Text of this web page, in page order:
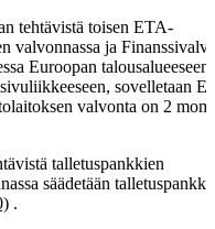
tehtävistä toisen ETA-
valvonnassa ja
Euroopan talousalueeseen
sovelletaan
valvonta on 2
talletuspankkien
säädetään
.